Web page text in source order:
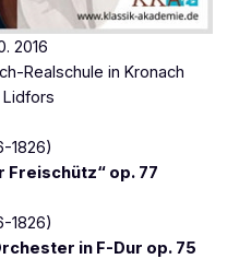
2016
Realschule in Kronach
1826)
Freischütz“ op. 77
1826)
in F-Dur op. 75